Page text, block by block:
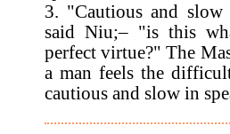
3. "Cautious and
said Niu;– "is this
perfect virtue?" The
a man feels the
cautious and slow in